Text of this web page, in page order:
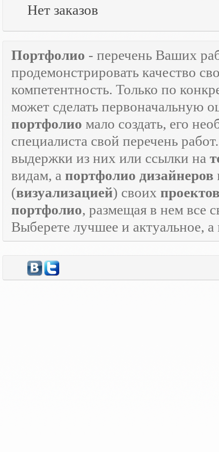
Нет заказов
Портфолио - перечень Ваших
продемонстрировать качество
компетентность. Только по
может сделать первоначальную
портфолио мало создать, его
специалиста свой перечень
выдержки из них или ссылки на
видам, а портфолио дизайнеров
(визуализацией) своих
портфолио, размещая в нем все
Выберете лучшее и актуальное,